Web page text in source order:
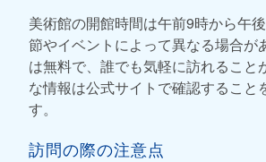
美術館の開館時間は午前9時から午
節やイベントによって異なる場合が
は無料で、誰でも気軽に訪れること
な情報は公式サイトで確認すること
す。
訪問の際の注意点